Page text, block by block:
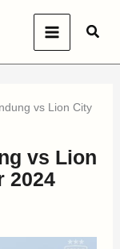
vs Lion City
vs Lion
2024